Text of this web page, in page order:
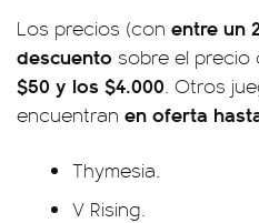
Los precios (con entre un
descuento sobre el precio
$50 y los $4.000. Otros
encuentran en oferta
Thymesia.
V Rising.